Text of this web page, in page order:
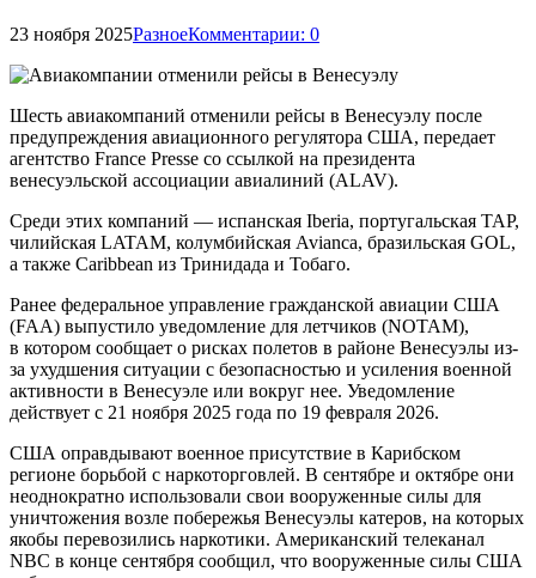
23 ноября 2025РазноеКомментарии: 0
Шесть авиакомпаний отменили рейсы в Венесуэлу после
предупреждения авиационного регулятора США, передает
агентство France Presse со ссылкой на президента
венесуэльской ассоциации авиалиний (ALAV).
Среди этих компаний — испанская Iberia, португальская TAP,
чилийская LATAM, колумбийская Avianca, бразильская GOL,
а также Caribbean из Тринидада и Тобаго.
Ранее федеральное управление гражданской авиации США
(FAA) выпустило уведомление для летчиков (NOTAM),
в котором сообщает о рисках полетов в районе Венесуэлы из-
за ухудшения ситуации с безопасностью и усиления военной
активности в Венесуэле или вокруг нее. Уведомление
действует с 21 ноября 2025 года по 19 февраля 2026.
США оправдывают военное присутствие в Карибском
регионе борьбой с наркоторговлей. В сентябре и октябре они
неоднократно использовали свои вооруженные силы для
уничтожения возле побережья Венесуэлы катеров, на которых
якобы перевозились наркотики. Американский телеканал
NBC в конце сентября сообщил, что вооруженные силы США